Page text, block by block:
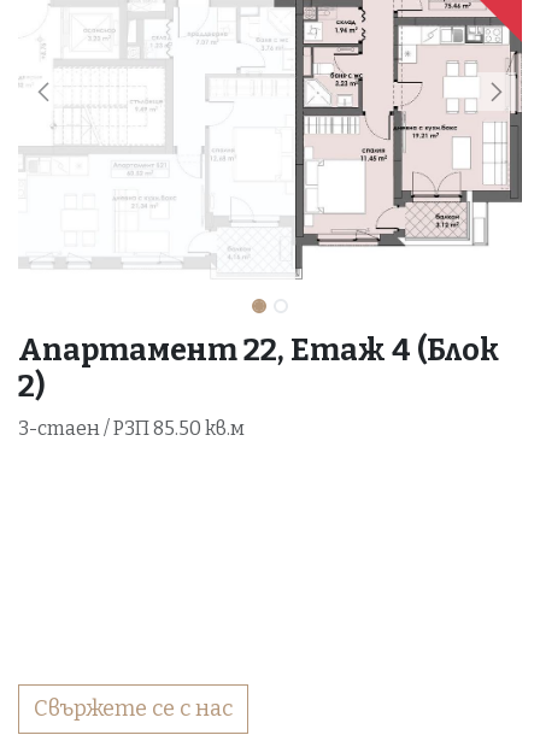
Апартамент 22, Етаж 4 (Блок
2)
3-стаен / РЗП 85.50 кв.м
Свържете се с нас